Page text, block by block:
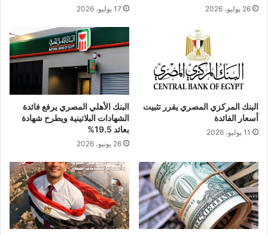
26 يوليو، 2026 17 يوليو، 2026
البنك المركزي المصري يقرر تثبيت
أسعار الفائدة
11 يوليو، 2026
البنك الأهلي المصري يرفع فائدة
الشهادات البلاتينية ويطرح شهادة
بعائد 19.5%
26 يونيو، 2026